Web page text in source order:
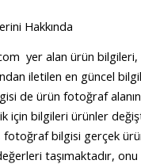
Hakkında
yer alan ürün bilgileri,
iletilen en güncel
de ürün fotoğraf
için bilgileri ürünler
fotoğraf bilgisi gerçek
taşımaktadır,